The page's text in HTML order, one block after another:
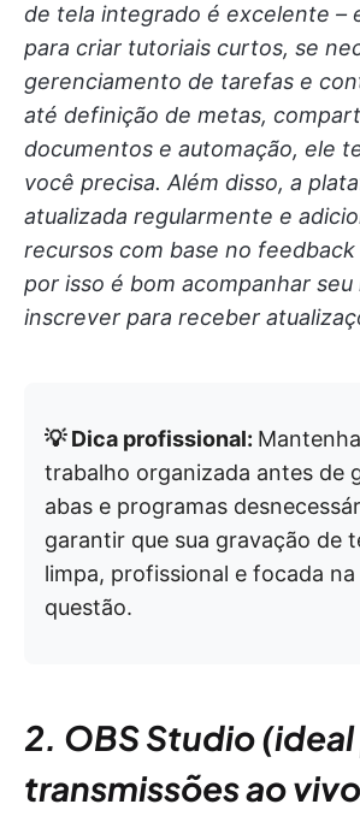
de tela integrado é excelente –
para criar tutoriais curtos, se
gerenciamento de tarefas e
até definição de metas,
documentos e automação, ele
você precisa. Além disso, a
atualizada regularmente e
recursos com base no feedback
por isso é bom acompanhar
inscrever para receber
💡 Dica profissional:
trabalho organizada antes de
abas e programas
garantir que sua gravação de
limpa, profissional e focada
questão.
2. OBS Studio (ideal
transmissões ao vivo